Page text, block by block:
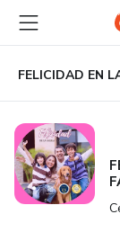
principal
página
de
página